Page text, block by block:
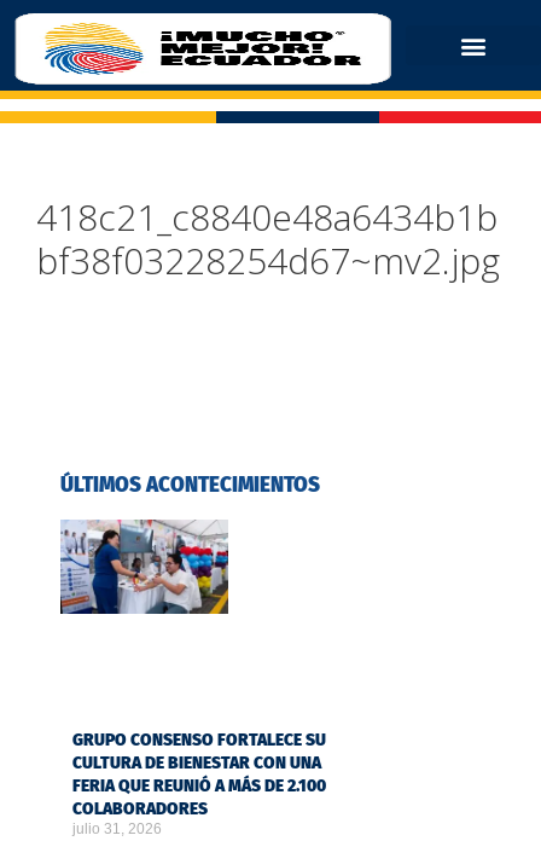
418c21_c8840e48a6434b1b
bf38f03228254d67~mv2.jpg
ÚLTIMOS ACONTECIMIENTOS
GRUPO CONSENSO FORTALECE SU
CULTURA DE BIENESTAR CON UNA
FERIA QUE REUNIÓ A MÁS DE 2.100
COLABORADORES
julio 31, 2026